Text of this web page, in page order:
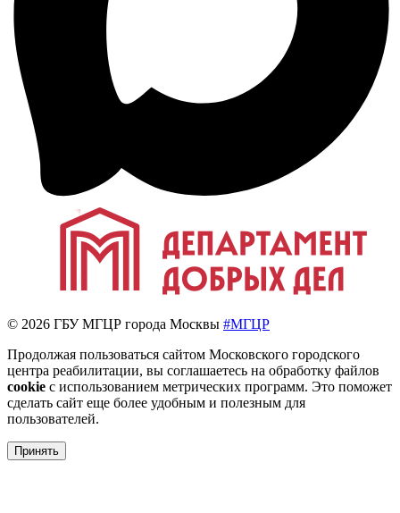
© 2026 ГБУ МГЦР города Москвы #МГЦР
Продолжая пользоваться сайтом Московского городского
центра реабилитации, вы соглашаетесь на обработку файлов
cookie с использованием метрических программ. Это поможет
сделать сайт еще более удобным и полезным для
пользователей.
Принять